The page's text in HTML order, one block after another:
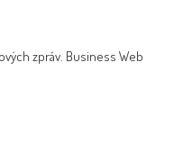
zpráv. Business Web